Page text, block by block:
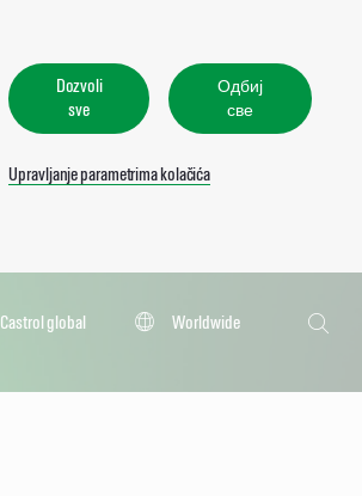
Dozvoli
sve
Одбиј
све
Upravljanje parametrima kolačića
Castrol global
Worldwide
Pretraga